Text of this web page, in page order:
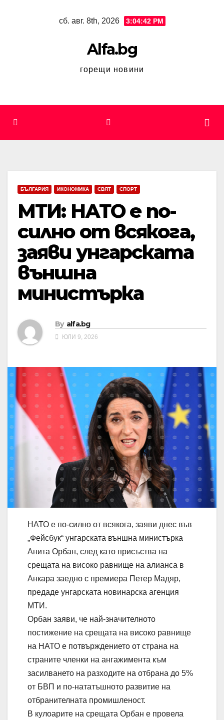
сб. авг. 8th, 2026 3:04:43 PM
Alfa.bg
горещи новини
БЪЛГАРИЯ ИКОНОМИКА СВЯТ СПОРТ
МТИ: НАТО е по-
силно от всякога,
заяви унгарската
външна
министърка
By alfa.bg
ЮЛИ 9, 2026
НАТО е по-силно от всякога, заяви днес във
„Фейсбук“ унгарската външна министърка
Анита Орбан, след като присъства на
срещата на високо равнище на алианса в
Анкара заедно с премиера Петер Мадяр,
предаде унгарската новинарска агенция
МТИ.
Орбан заяви, че най-значителното
постижение на срещата на високо равнище
на НАТО е потвърждението от страна на
страните членки на ангажимента към
засилването на разходите на отбрана до 5%
от БВП и по-нататъшното развитие на
отбранителната промишленост.
В кулоарите на срещата Орбан е провела